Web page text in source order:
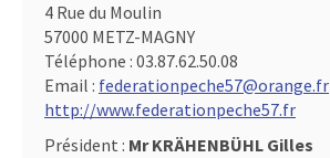
4 Rue du Moulin
57000 METZ-MAGNY
Téléphone : 03.87.62.50.08
Email : federationpeche57@orange.fr
http://www.federationpeche57.fr
Président : Mr KRÄHENBÜHL Gilles